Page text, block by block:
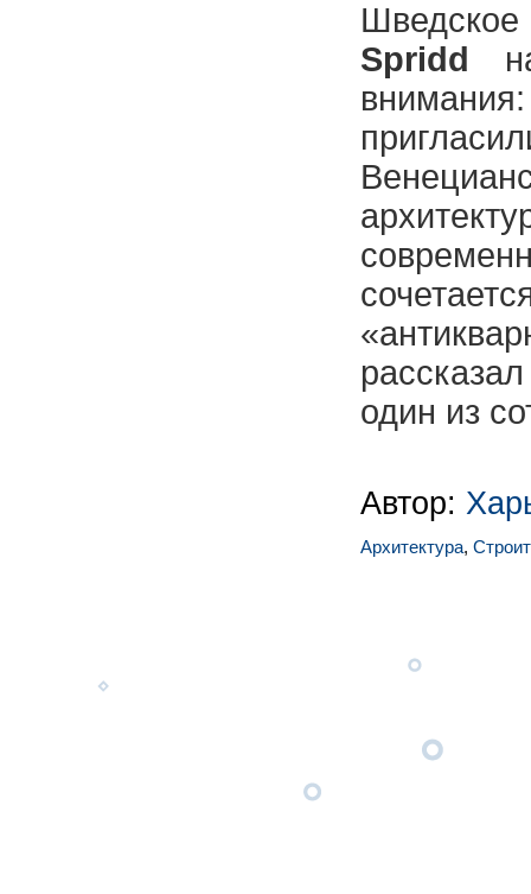
Spridd
один из
Автор:
Архитектура,